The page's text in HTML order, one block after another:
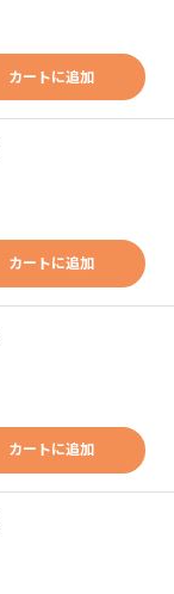
カートに追加
カートに追加
カートに追加